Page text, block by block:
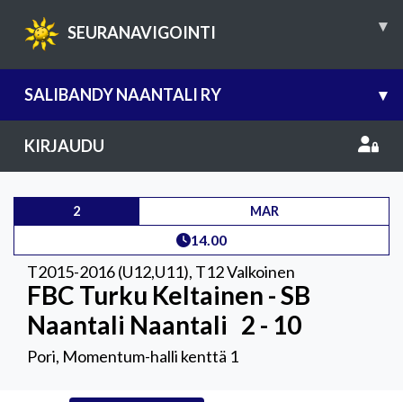
SEURANAVIGOINTI ▾
SALIBANDY NAANTALI RY ▾
KIRJAUDU
2 MAR
14.00
T2015-2016 (U12,U11), T12 Valkoinen
FBC Turku Keltainen - SB
Naantali Naantali 2 - 10
Pori, Momentum-halli kenttä 1